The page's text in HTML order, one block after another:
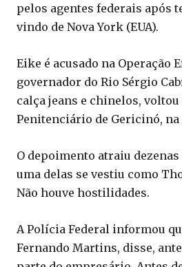
pelos agentes federais após
vindo de Nova York (EUA).
Eike é acusado na Operação
governador do Rio Sérgio
calça jeans e chinelos,
Penitenciário de Gericinó, na
O depoimento atraiu
uma delas se vestiu como
Não houve hostilidades.
A Polícia Federal informou
Fernando Martins, disse,